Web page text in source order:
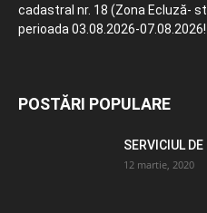
cadastral nr. 18 (Zona Ecluză-
perioada 03.08.2026-07.08.2026!
POSTĂRI POPULARE
SERVICIUL
12 martie, 2020